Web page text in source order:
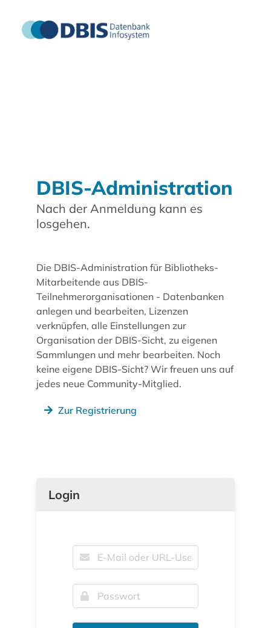
DBIS-Administration
Nach der Anmeldung kann es
losgehen.
Die DBIS-Administration für Bibliotheks-
Mitarbeitende aus DBIS-
Teilnehmerorganisationen - Datenbanken
anlegen und bearbeiten, Lizenzen
verknüpfen, alle Einstellungen zur
Organisation der DBIS-Sicht, zu eigenen
Sammlungen und mehr bearbeiten. Noch
keine eigene DBIS-Sicht? Wir freuen uns auf
jedes neue Community-Mitglied.
Zur Registrierung
Login